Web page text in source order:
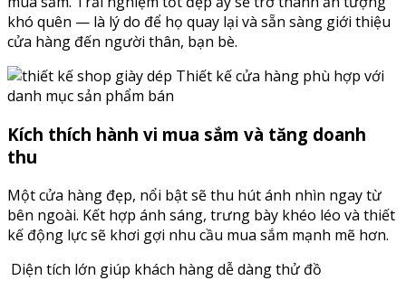
khó quên — là lý do để họ quay lại và sẵn sàng giới thiệu
cửa hàng đến người thân, bạn bè.
Thiết kế cửa hàng phù hợp với
danh mục sản phẩm bán
Kích thích hành vi mua sắm và tăng doanh
thu
Một cửa hàng đẹp, nổi bật sẽ thu hút ánh nhìn ngay từ
bên ngoài. Kết hợp ánh sáng, trưng bày khéo léo và thiết
kế động lực sẽ khơi gợi nhu cầu mua sắm mạnh mẽ hơn.
Diện tích lớn giúp khách hàng dễ dàng thử đồ